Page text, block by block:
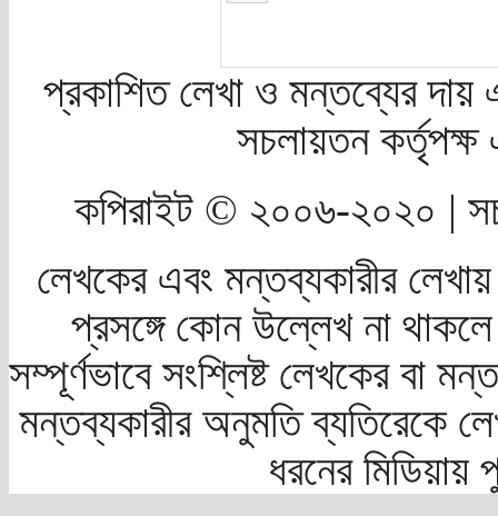
প্রকাশিত লেখা ও মন্তব্যের দায়
সচলায়তন
কপিরাইট © ২০০৬-২০২০ |
লেখকের এবং মন্তব্যকারীর
প্রসঙ্গে কোন উল্লেখ না
সম্পূর্ণভাবে সংশ্লিষ্ট লেখকের বা
মন্তব্যকারীর অনুমতি ব্যতিরেকে
ধরনের মিডিয়ায়